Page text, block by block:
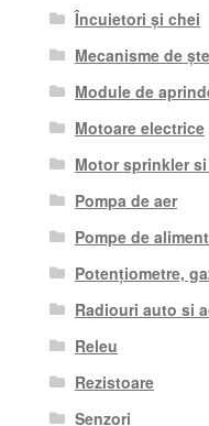
Încuietori și chei
Mecanisme de
Module de
Motoare electrice
Motor sprinkler
Pompa de aer
Pompe de
Potențiometre,
Radiouri auto si
Releu
Rezistoare
Senzori